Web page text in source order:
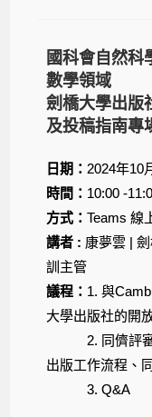
國科會自然科
數學領域
劍橋大學出版
及投稿指南專
日期： 2024年10
時間： 10:00 -
方式：Teams
講者 : 康夢雲 |
訓主管
議程 ： 1. 與
大學出版社的開
2. 同儕評審與
出版工作流程、
3. Q&A